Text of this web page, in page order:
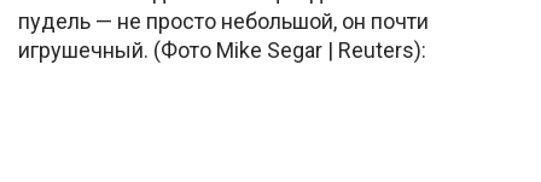
пудель — не просто небольшой, он почти
игрушечный. (Фото Mike Segar | Reuters):